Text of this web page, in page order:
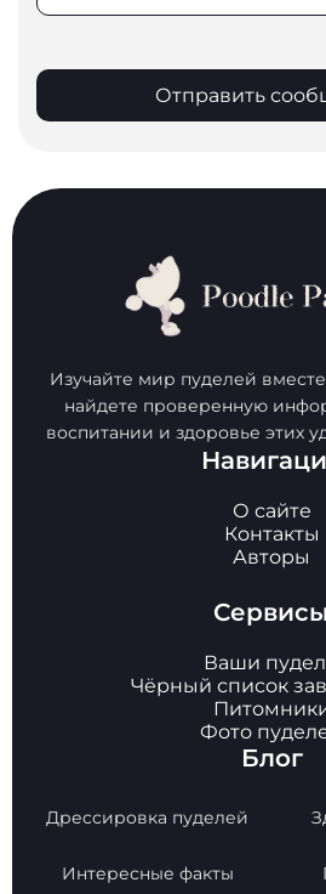
Отправить
Изучайте мир пуделей
найдете проверенную
воспитании и здоровье этих
О сайте
Контакты
Авторы
Сервисы
Ваши
Чёрный список
Фото
Блог
Дрессировка пуделей
Интересные факты